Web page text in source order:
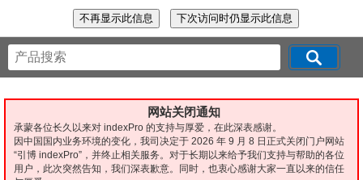
网站关闭通知
承蒙各位长久以来对 indexPro 的支持与厚爱，在此深表感谢。
因中国国内业务环境的变化，我司决定于 2026 年 9 月 8 日正式关闭门户网站
“引博 indexPro”，并终止相关服务。对于长期以来给予我们支持与帮助的各位
用户，此次突然告知，我们深表歉意。同时，也衷心感谢大家一直以来的信任